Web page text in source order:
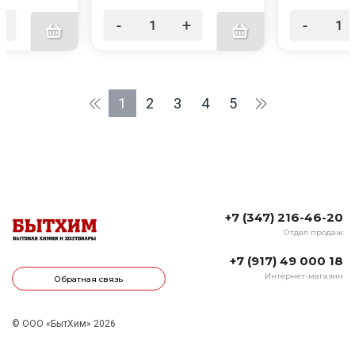
- + -
1 2 3 4 5
Обратная связь
+7 (347) 216-46-20
Отдел продаж
+7 (917) 49 000 18
Интернет-магазин
© ООО «БытХим» 2026